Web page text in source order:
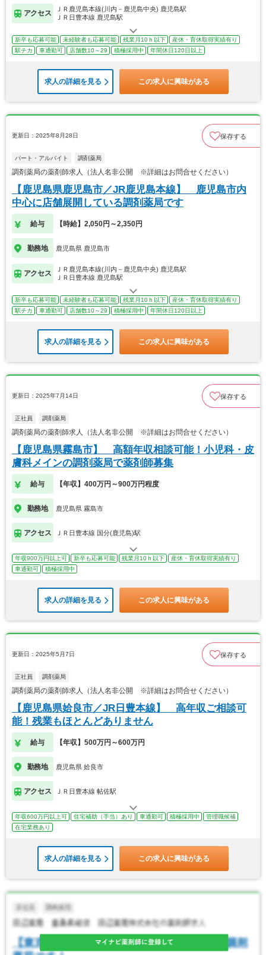
アクセス
ＪＲ鹿児島本線(川内－鹿児島中央) 鹿児島駅
ＪＲ日豊本線 鹿児島駅
新卒も応募可能 未経験者も応募可能 残業月10ｈ以下
産休・育休取得実績有り
駅チカ
車通勤可 店舗数10～29 積極採用中 年間休日120日以上
求人の詳細を見る この求人に興味がある
更新日：2025年8月28日 保存する
パート・アルバイト 調剤薬局
調剤薬局の薬剤師求人（法人名非公開 ※詳細はお問合せください）
【鹿児島県鹿児島市／JR鹿児島本線】 鹿児島市内
中心に店舗展開している調剤薬局です
給与 【時給】2,050円～2,350円
勤務地 鹿児島県 鹿児島市
アクセス
ＪＲ鹿児島本線(川内－鹿児島中央) 鹿児島駅
ＪＲ日豊本線 鹿児島駅
新卒も応募可能 未経験者も応募可能 残業月10ｈ以下
産休・育休取得実績有り
駅チカ
車通勤可 店舗数10～29 積極採用中 年間休日120日以上
求人の詳細を見る この求人に興味がある
更新日：2025年7月14日 保存する
正社員 調剤薬局
調剤薬局の薬剤師求人（法人名非公開 ※詳細はお問合せください）
【鹿児島県霧島市】 高額年収相談可能！小児科・皮
膚科メインの調剤薬局で薬剤師募集
給与 【年収】400万円～900万円程度
勤務地 鹿児島県 霧島市
アクセス ＪＲ日豊本線 国分(鹿児島)駅
年収900万円以上可 新卒も応募可能 残業月10ｈ以下
産休・育休取得実績有り
車通勤可
積極採用中
求人の詳細を見る この求人に興味がある
更新日：2025年5月7日 保存する
正社員 調剤薬局
調剤薬局の薬剤師求人（法人名非公開 ※詳細はお問合せください）
【鹿児島県姶良市／JR日豊本線】 高年収ご相談可
能！残業もほとんどありません
給与 【年収】500万円～600万円
勤務地 鹿児島県 姶良市
アクセス ＪＲ日豊本線 帖佐駅
年収600万円以上可 住宅補助（手当）あり 車通勤可 積極採用中
管理職候補
在宅業務あり
求人の詳細を見る この求人に興味がある